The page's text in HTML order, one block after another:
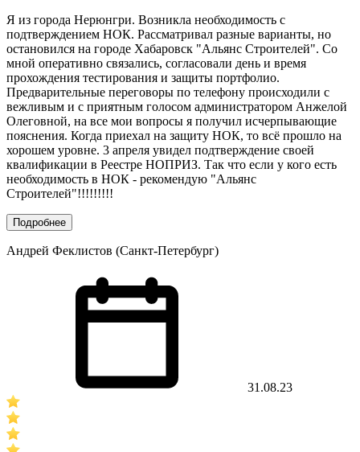
Я из города Нерюнгри. Возникла необходимость с
подтверждением НОК. Рассматривал разные варианты, но
остановился на городе Хабаровск "Альянс Строителей". Со
мной оперативно связались, согласовали день и время
прохождения тестирования и защиты портфолио.
Предварительные переговоры по телефону происходили с
вежливым и с приятным голосом администратором Анжелой
Олеговной, на все мои вопросы я получил исчерпывающие
пояснения. Когда приехал на защиту НОК, то всё прошло на
хорошем уровне. 3 апреля увидел подтверждение своей
квалификации в Реестре НОПРИЗ. Так что если у кого есть
необходимость в НОК - рекомендую "Альянс
Строителей"!!!!!!!!!
Подробнее
Андрей Феклистов (Санкт-Петербург)
31.08.23